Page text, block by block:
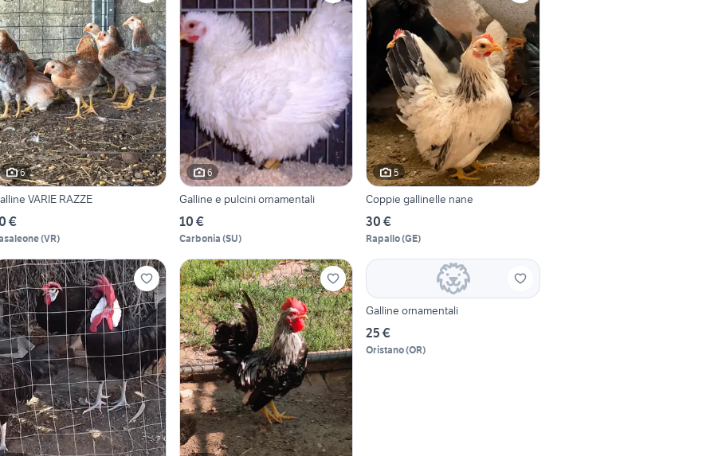
6
VARIE RAZZE
€
(VR)
6
Galline e pulcini ornamentali
10 €
Carbonia (SU)
5
Coppie gallinelle nane
30 €
Rapallo(GE)
Galline ornamentali
25 €
Oristano(OR)